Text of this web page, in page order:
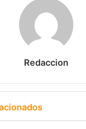
Redaccion